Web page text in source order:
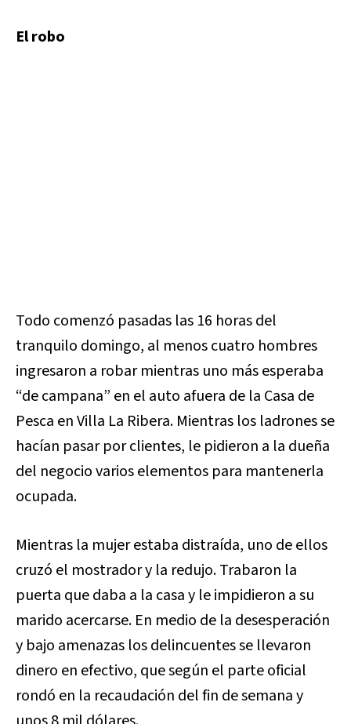
El robo
Todo comenzó pasadas las 16 horas del
tranquilo domingo, al menos cuatro hombres
ingresaron a robar mientras uno más esperaba
“de campana” en el auto afuera de la Casa de
Pesca en Villa La Ribera. Mientras los ladrones se
hacían pasar por clientes, le pidieron a la dueña
del negocio varios elementos para mantenerla
ocupada.
Mientras la mujer estaba distraída, uno de ellos
cruzó el mostrador y la redujo. Trabaron la
puerta que daba a la casa y le impidieron a su
marido acercarse. En medio de la desesperación
y bajo amenazas los delincuentes se llevaron
dinero en efectivo, que según el parte oficial
rondó en la recaudación del fin de semana y